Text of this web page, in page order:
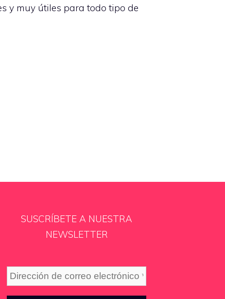
y muy útiles para todo tipo de
SUSCRÍBETE A NUESTRA
NEWSLETTER
Dirección
de